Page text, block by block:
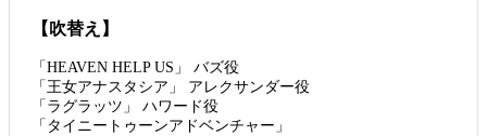
【吹替え】
「HEAVEN HELP US」 バズ役
「王女アナスタシア」 アレクサンダー役
「ラグラッツ」 ハワード役
「タイニートゥーンアドベンチャー」